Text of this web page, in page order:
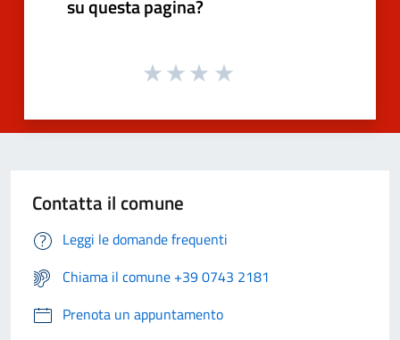
su questa pagina?
Contatta il comune
Leggi le domande frequenti
Chiama il comune +39 0743 2181
Prenota un appuntamento